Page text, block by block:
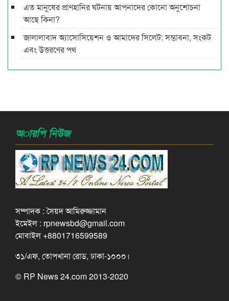
এত মানুষের প্রাণহানির ঘটনায় আপনাদের কোনো অনুশোচনা
আছে কিনা?
জালালাবাদ অ্যাসোসিয়েশন ও আমাদের সিলেট: সম্ভাবনা, সংকট
এবং উত্তরণের পথ
অারপি নিউজ
সম্পাদক : সৈয়দ আমিরুজ্জামান
ইমেইল : rpnewsbd@gmail.com
মোবাইল +8801716599589
৩১/এফ, তোপখানা রোড, ঢাকা-১০০০।
© RP News 24.com 2013-2020